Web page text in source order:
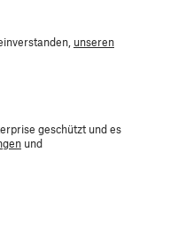
unseren
geschützt und es
und